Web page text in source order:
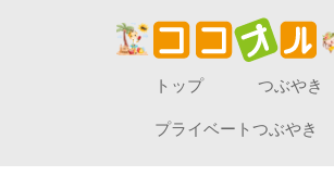
トップ つぶやき
プライベートつぶやき